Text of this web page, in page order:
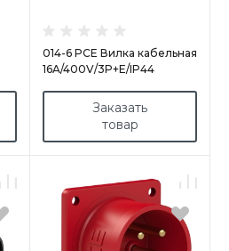
014-6 PCE Вилка кабельная
16A/400V/3P+E/IP44
Заказать
товар